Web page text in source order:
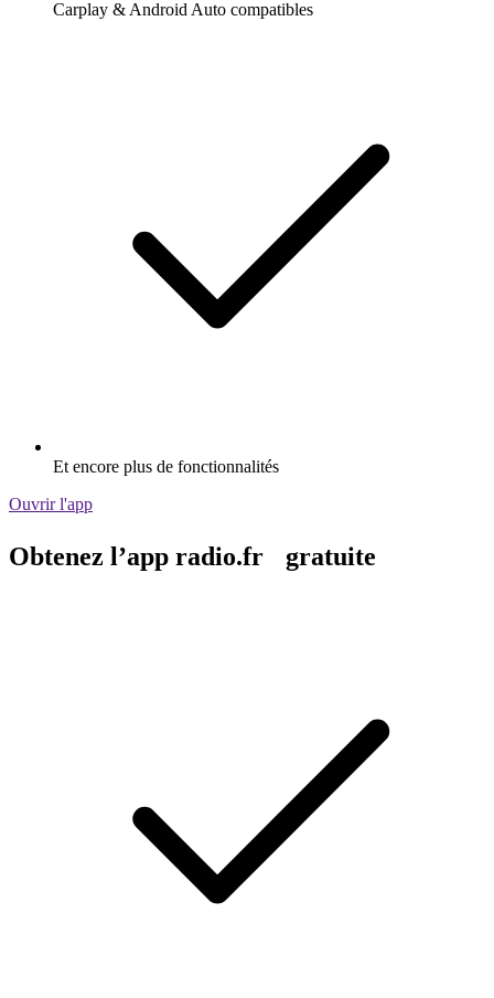
Carplay & Android Auto compatibles
Et encore plus de fonctionnalités
Ouvrir l'app
Obtenez l’app radio.fr gratuite